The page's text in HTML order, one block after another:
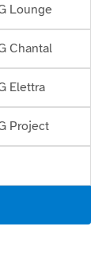
Lounge
Chantal
Elettra
Project